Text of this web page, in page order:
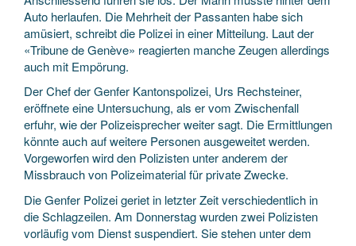
Auto herlaufen. Die Mehrheit der Passanten habe sich
amüsiert, schreibt die Polizei in einer Mitteilung. Laut der
«Tribune de Genève» reagierten manche Zeugen allerdings
auch mit Empörung.
Der Chef der Genfer Kantonspolizei, Urs Rechsteiner,
eröffnete eine Untersuchung, als er vom Zwischenfall
erfuhr, wie der Polizeisprecher weiter sagt. Die Ermittlungen
könnte auch auf weitere Personen ausgeweitet werden.
Vorgeworfen wird den Polizisten unter anderem der
Missbrauch von Polizeimaterial für private Zwecke.
Die Genfer Polizei geriet in letzter Zeit verschiedentlich in
die Schlagzeilen. Am Donnerstag wurden zwei Polizisten
vorläufig vom Dienst suspendiert. Sie stehen unter dem